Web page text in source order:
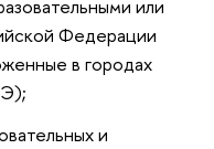
или
Федерации
в городах
и